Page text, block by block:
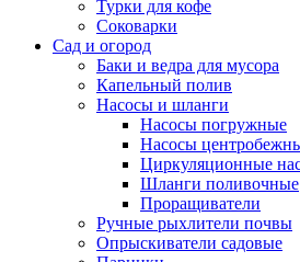
Турки для кофе
Соковарки
Сад и огород
Баки и ведра для мусора
Капельный полив
Насосы и шланги
Насосы погружные
Насосы
Циркуляционные
Шланги поливочные
Проращиватели
Ручные рыхлители почвы
Опрыскиватели садовые